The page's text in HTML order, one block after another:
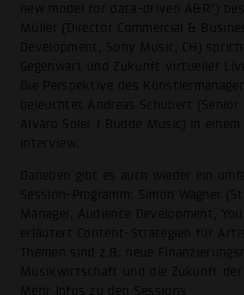
new model for data-driven A&R")
Müller (Director Commercial &
Development, Sony Music, CH)
Gegenwart und Zukunft virtueller
Die Perspektive des
beleuchtet Andreas Schubert
Alvaro Soler / Budde Music) in einem
Interview.
Daneben gibt es auch wieder ein
Session-Programm: Simon Wagner
Manager, Audience Development,
erläutert Content-Strategien für
Themen sind z.B. neue
Musikwirtschaft und die Zukunft der
Mehr Infos zu den Sessions